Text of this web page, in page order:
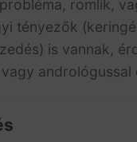
romlik,
tényezők
is vannak,
andrológussal